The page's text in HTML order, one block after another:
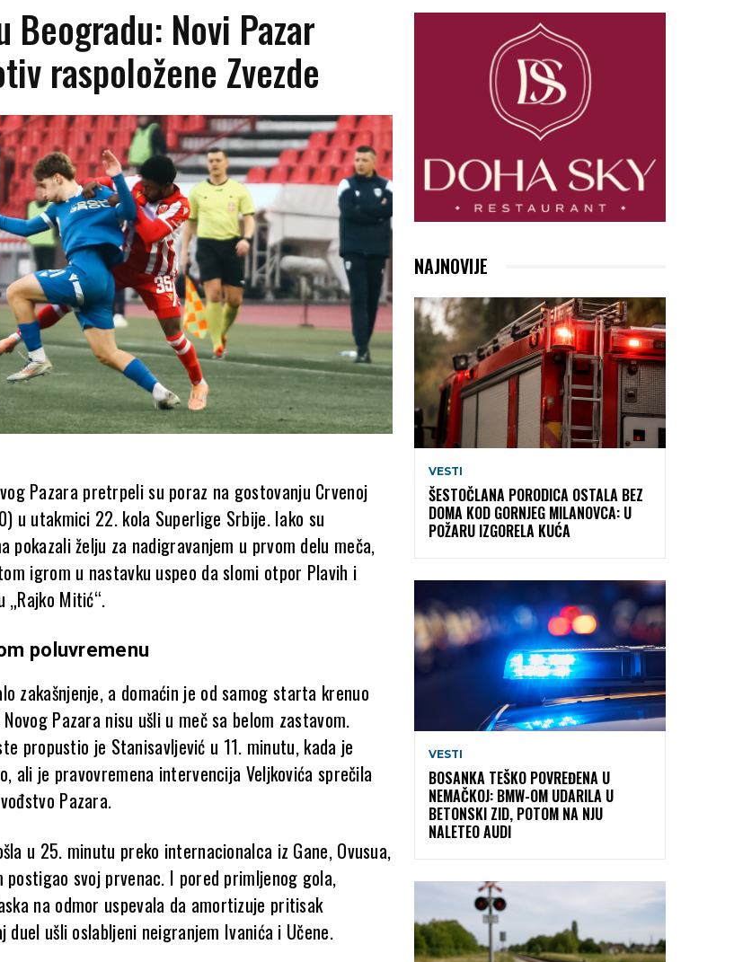
Beogradu: Novi Pazar
raspoložene Zvezde
Pazara pretrpeli su poraz na gostovanju Crvenoj
u utakmici 22. kola Superlige Srbije. Iako su
pokazali želju za nadigravanjem u prvom delu meča,
igrom u nastavku uspeo da slomi otpor Plavih i
„Rajko Mitić“.
poluvremenu
zakašnjenje, a domaćin je od samog starta krenuo
Pazara nisu ušli u meč sa belom zastavom.
propustio je Stanisavljević u 11. minutu, kada je
ali je pravovremena intervencija Veljkovića sprečila
Pazara.
u 25. minutu preko internacionalca iz Gane, Ovusua,
svoj prvenac. I pored primljenog gola,
na odmor uspevala da amortizuje pritisak
duel ušli oslabljeni neigranjem Ivanića i Učene.
NAJNOVIJE
VESTI
ŠESTOČLANA PORODICA OSTALA BEZ
DOMA KOD GORNJEG MILANOVCA: U
POŽARU IZGORELA KUĆA
VESTI
BOSANKA TEŠKO POVREĐENA U
NEMAČKOJ: BMW-OM UDARILA U
BETONSKI ZID, POTOM NA NJU
NALETEO AUDI